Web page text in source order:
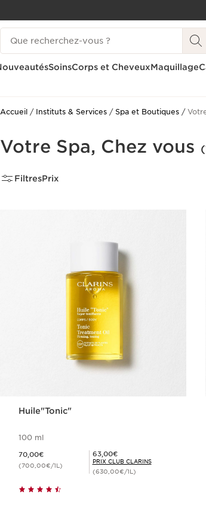
ALLER AU CONTENU
CONSULTER LE PIED DE PAGE
Historique des recherches
SoinsCorps et CheveuxMaquillage
Accueil Instituts & Services Spa et Boutiques
Votre Spa, Chez vous
FiltresPrix
Huile"Tonic"
100 ml
70,00€
(700,00€/1L)
Prix Club Clarins 63,00€
63,00€
PRIX CLUB CLARINS
(630,00€/1L)